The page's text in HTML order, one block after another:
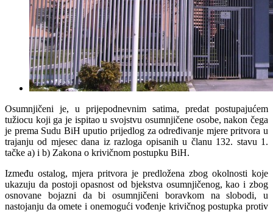
Osumnjičeni je, u prijepodnevnim satima, predat postupajućem
tužiocu koji ga je ispitao u svojstvu osumnjičene osobe, nakon čega
je prema Sudu BiH uputio prijedlog za određivanje mjere pritvora u
trajanju od mjesec dana iz razloga opisanih u članu 132. stavu 1.
tačke a) i b) Zakona o krivičnom postupku BiH.
Između ostalog, mjera pritvora je predložena zbog okolnosti koje
ukazuju da postoji opasnost od bjekstva osumnjičenog, kao i zbog
osnovane bojazni da bi osumnjičeni boravkom na slobodi, u
nastojanju da omete i onemogući vođenje krivičnog postupka protiv